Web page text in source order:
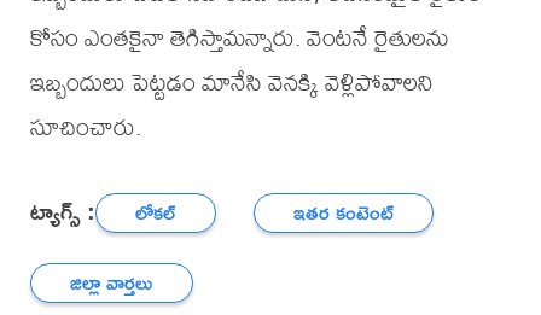
కోసం ఎంతకైనా తెగిస్తామన్నారు. వెంటనే రైతులను
ఇబ్బందులు పెట్టడం మానేసి వెనక్కి వెళ్లిపోవాలని
సూచించారు.
ట్యాగ్స్ : లోకల్
ఇతర కంటెంట్
జిల్లా వార్తలు